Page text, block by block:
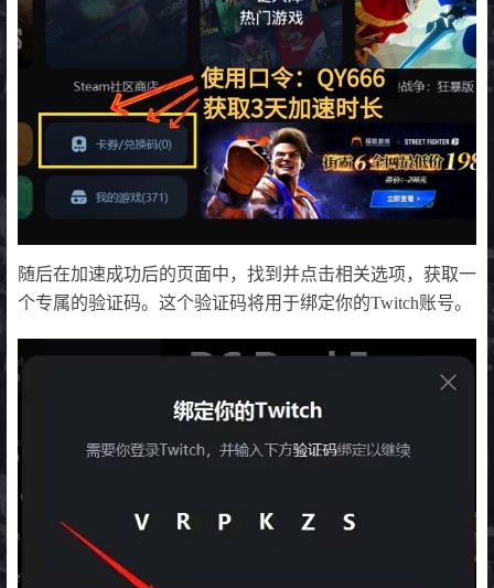
随后在加速成功后的页面中，找到并点击相关选项，获取一
个专属的验证码。这个验证码将用于绑定你的Twitch账号。